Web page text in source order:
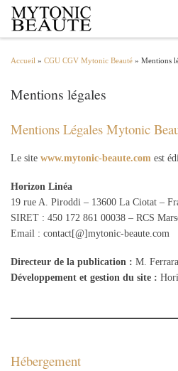
Passer au contenu
Accueil » CGU CGV Mytonic Beauté » Mentions
Mentions légales
Mentions Légales Mytonic
Le site www.mytonic-beaute.com est
Horizon Linéa
19 rue A. Piroddi – 13600 La Ciotat –
SIRET : 450 172 861 00038 – RCS
Email : contact[@]mytonic-beaute.com
Directeur de la publication : M. Ferrara
Développement et gestion du site :
Hébergement